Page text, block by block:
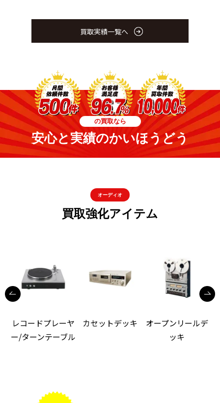
買取実績一覧へ
の買取なら
安心と実績のかいほうどう
オーディオ
買取強化アイテム
レコードプレーヤ
ー/ターンテーブル
カセットデッキ
オープンリールデ
ッキ